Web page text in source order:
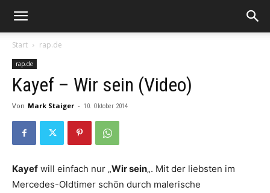
Start rap.de
rap.de
Kayef – Wir sein (Video)
Von Mark Staiger - 10. Oktober 2014
Kayef will einfach nur „Wir sein„. Mit der liebsten im
Mercedes-Oldtimer schön durch malerische